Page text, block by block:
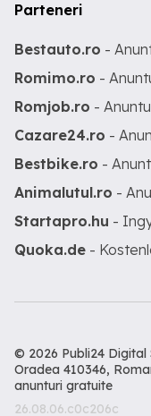
Parteneri
Bestauto.ro -
Romimo.ro -
Romjob.ro -
Cazare24.ro -
Bestbike.ro -
Animalutul.ro -
Startapro.hu -
Quoka.de -
© 2026 Publi24 Digital
Oradea 410346,
anunturi gratuite
26.08.06.c0c206c